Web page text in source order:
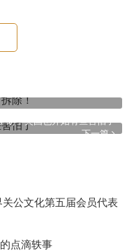
下一篇
朗，美国也开始有些害怕了
公文化第五届会员代表
点滴轶事